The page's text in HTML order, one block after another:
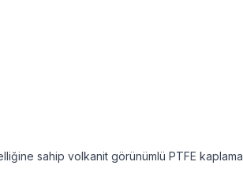
sahip volkanit görünümlü PTFE kaplama